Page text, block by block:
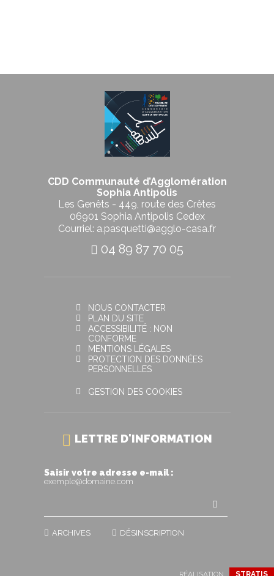
CDD Communauté d’Agglomération
Sophia Antipolis
Les Genêts - 449, route des Crêtes
06901 Sophia Antipolis Cedex
Courriel: a.pasquetti@agglo-casa.fr
04 89 87 70 05
NOUS CONTACTER
PLAN DU SITE
ACCESSIBILITÉ : NON
CONFORME
MENTIONS LÉGALES
PROTECTION DES DONNÉES
PERSONNELLES
GESTION DES COOKIES
LETTRE D'INFORMATION
Saisir votre adresse e-mail :
exemple@domaine.com
ARCHIVES DÉSINSCRIPTION
RÉALISATION STRATIS